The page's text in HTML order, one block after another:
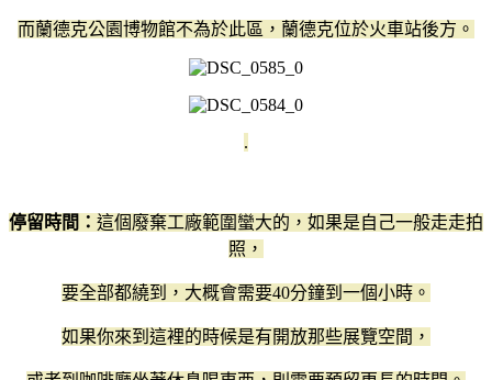
而蘭德克公園博物館不為於此區，蘭德克位於火車站後方。
.
停留時間： 這個廢棄工廠範圍蠻大的，如果是自己一般走走拍
照，
要全部都繞到，大概會需要40分鐘到一個小時。
如果你來到這裡的時候是有開放那些展覽空間，